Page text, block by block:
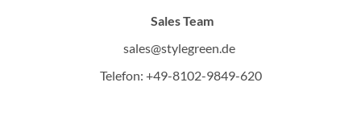
Sales Team
sales@stylegreen.de
Telefon: +49-8102-9849-620